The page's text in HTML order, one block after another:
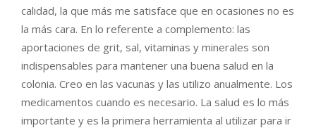
calidad, la que más me satisface que en ocasiones no es
la más cara. En lo referente a complemento: las
aportaciones de grit, sal, vitaminas y minerales son
indispensables para mantener una buena salud en la
colonia. Creo en las vacunas y las utilizo anualmente. Los
medicamentos cuando es necesario. La salud es lo más
importante y es la primera herramienta al utilizar para ir